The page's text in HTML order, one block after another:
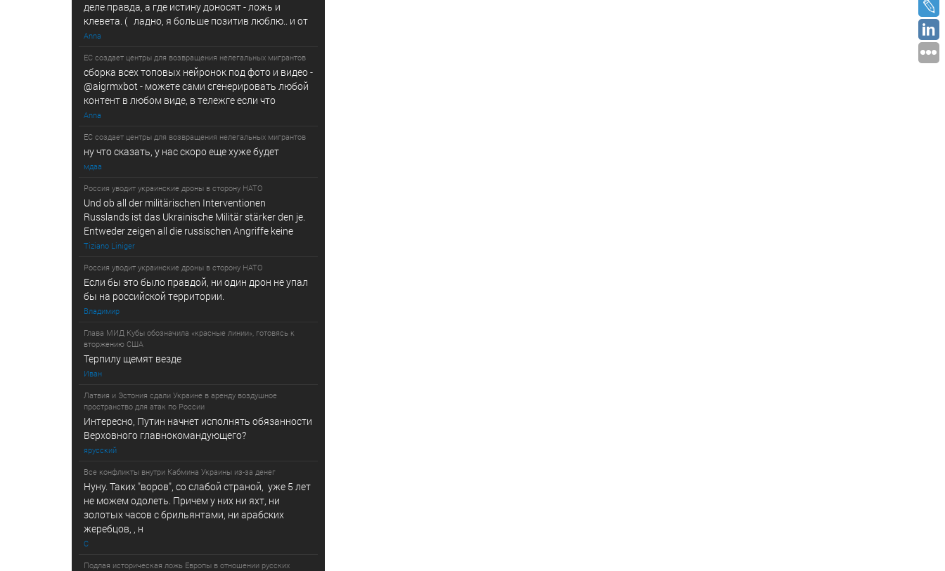
деле правда, а где истину доносят - ложь и
клевета. ( ладно, я больше позитив люблю.. и от
Anna
ЕС создает центры для возвращения нелегальных мигрантов
сборка всех топовых нейронок под фото и видео -
@­a­i­­gr­mx­b­­o­t - можете сами сгенерировать любой
контент в любом виде, в т­ележг­е е­сл­и ч­то
Anna
ЕС создает центры для возвращения нелегальных мигрантов
ну что сказать, у нас скоро еще хуже будет
мдаа
Россия уводит украинские дроны в сторону НАТО
Und ob all der militärischen Interventionen
Russlands ist das Ukrainische Militär stärker den je.
Entweder zeigen all die russischen Angriffe keine
Tiziano Liniger
Россия уводит украинские дроны в сторону НАТО
Если бы это было правдой, ни один дрон не упал
бы на российской территории.
Владимир
Глава МИД Кубы обозначила «красные линии», готовясь к
вторжению США
Терпилу щемят везде
Иван
Латвия и Эстония сдали Украине в аренду воздушное
пространство для атак по России
Интересно, Путин начнет исполнять обязанности
Верховного главнокомандующего?
ярусский
Все конфликты внутри Кабмина Украины из-за денег
Нуну. Таких "воров", со слабой страной, уже 5 лет
не можем одолеть. Причем у них ни яхт, ни
золотых часов с брильянтами, ни арабских
жеребцов, , н
С
Подлая историческая ложь Европы в отношении русских